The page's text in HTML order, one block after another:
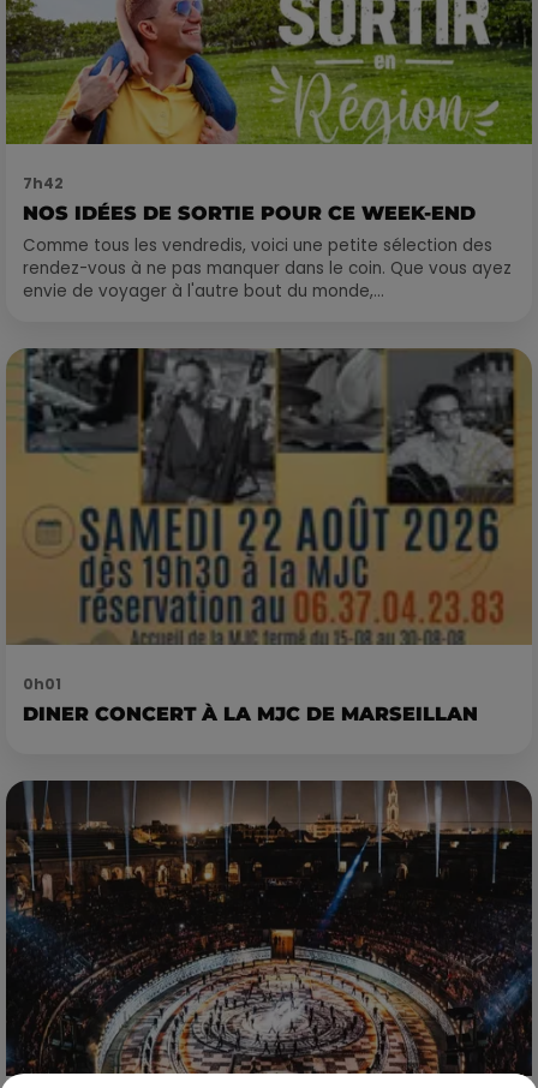
7h42
NOS IDÉES DE SORTIE POUR CE WEEK-END
Comme tous les vendredis, voici une petite sélection des
rendez-vous à ne pas manquer dans le coin. Que vous ayez
envie de voyager à l'autre bout du monde,...
0h01
DINER CONCERT À LA MJC DE MARSEILLAN